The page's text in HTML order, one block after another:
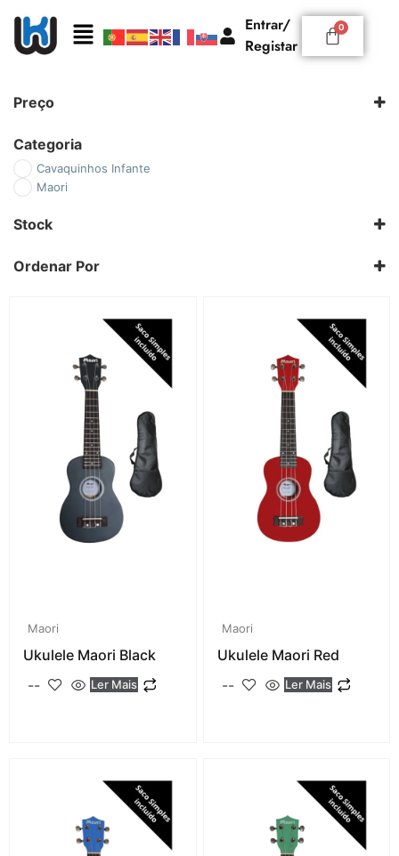
Entrar/
Registar
Preço
Categoria
Cavaquinhos Infante
Maori
Stock
Ordenar Por
Preço: Ascendente
Preço: Descendente
Nome: A a Z
Nome: Z a A
Maori
Ukulele Maori Black
--
Ler Mais
Maori
Ukulele Maori Red
--
Ler Mais